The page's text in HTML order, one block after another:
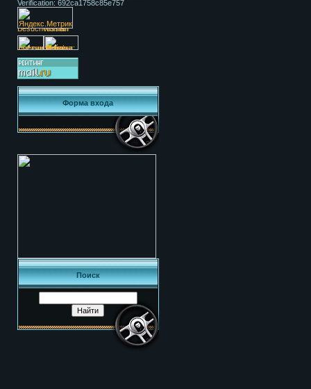
Verification: 692ca1758c85e757
Форма входа
Поиск